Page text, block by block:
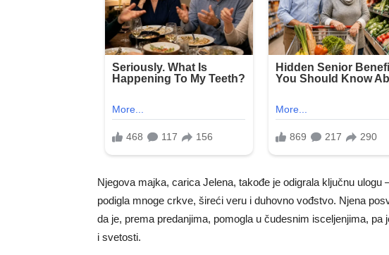
Njegova majka, carica Jelena, takođe je odigrala ključnu ulogu
podigla mnoge crkve, šireći veru i duhovno vođstvo. Njena
da je, prema predanjima, pomogla u čudesnim isceljenjima,
i svetosti.